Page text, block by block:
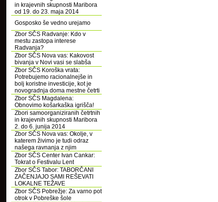
in krajevnih skupnosti Maribora
od 19. do 23. maja 2014
Gosposko še vedno urejamo
Zbor SČS Radvanje: Kdo v
mestu zastopa interese
Radvanja?
Zbor SČS Nova vas: Kakovost
bivanja v Novi vasi se slabša
Zbor SČS Koroška vrata:
Potrebujemo racionalnejše in
bolj koristne investicije, kot je
novogradnja doma mestne četrti
Zbor SČS Magdalena:
Obnovimo košarkaška igrišča!
Zbori samoorganiziranih četrtnih
in krajevnih skupnosti Maribora
2. do 6. junija 2014
Zbor SČS Nova vas: Okolje, v
katerem živimo je tudi odraz
našega ravnanja z njim
Zbor SČS Center Ivan Cankar:
Tokrat o Festivalu Lent
Zbor SČS Tabor: TABORČANI
ZAČENJAJO SAMI REŠEVATI
LOKALNE TEŽAVE
Zbor SČS Pobrežje: Za varno pot
otrok v Pobreške šole